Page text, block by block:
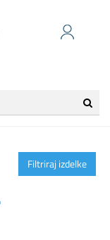
Filtriraj izdelke